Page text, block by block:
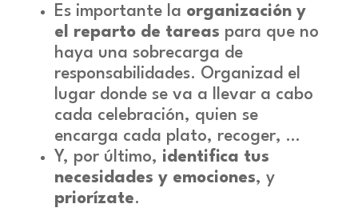
Es importante la organización y
el reparto de tareas para que no
haya una sobrecarga de
responsabilidades. Organizad el
lugar donde se va a llevar a cabo
cada celebración, quien se
encarga cada plato, recoger, …
Y, por último, identifica tus
necesidades y emociones, y
priorízate.